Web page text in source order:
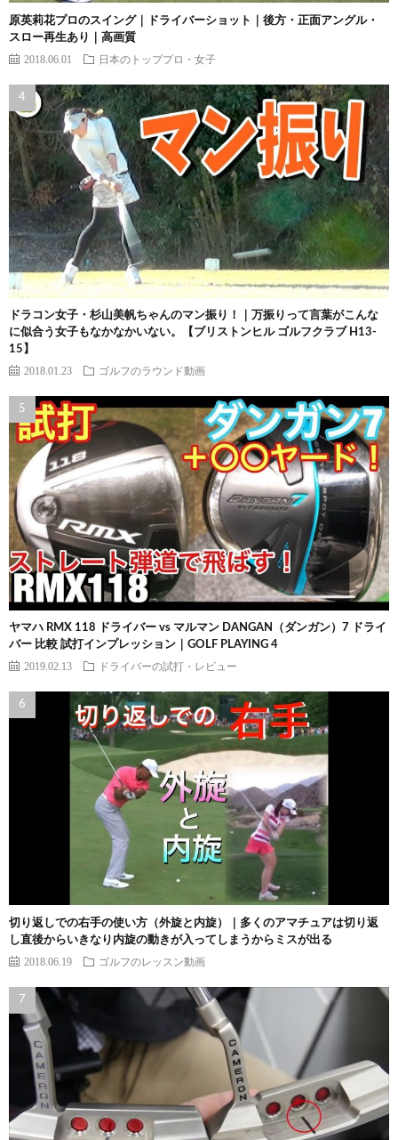
原英莉花プロのスイング｜ドライバーショット｜後方・正面アングル・
スロー再生あり｜高画質
2018.06.01 日本のトッププロ・女子
ドラコン女子・杉山美帆ちゃんのマン振り！｜万振りって言葉がこんな
に似合う女子もなかなかいない。【ブリストンヒル ゴルフクラブ H13-
15】
2018.01.23 ゴルフのラウンド動画
ヤマハ RMX 118 ドライバー vs マルマン DANGAN（ダンガン）7 ドライ
バー 比較 試打インプレッション｜GOLF PLAYING 4
2019.02.13 ドライバーの試打・レビュー
切り返しでの右手の使い方（外旋と内旋）｜多くのアマチュアは切り返
し直後からいきなり内旋の動きが入ってしまうからミスが出る
2018.06.19 ゴルフのレッスン動画